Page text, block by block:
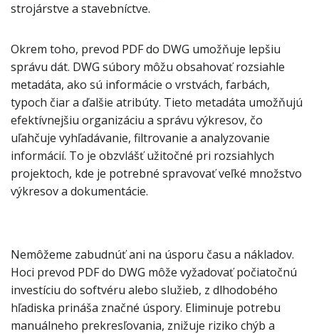
strojárstve a stavebníctve.
Okrem toho, prevod PDF do DWG umožňuje lepšiu
správu dát. DWG súbory môžu obsahovať rozsiahle
metadáta, ako sú informácie o vrstvách, farbách,
typoch čiar a ďalšie atribúty. Tieto metadáta umožňujú
efektívnejšiu organizáciu a správu výkresov, čo
uľahčuje vyhľadávanie, filtrovanie a analyzovanie
informácií. To je obzvlášť užitočné pri rozsiahlych
projektoch, kde je potrebné spravovať veľké množstvo
výkresov a dokumentácie.
Nemôžeme zabudnúť ani na úsporu času a nákladov.
Hoci prevod PDF do DWG môže vyžadovať počiatočnú
investíciu do softvéru alebo služieb, z dlhodobého
hľadiska prináša značné úspory. Eliminuje potrebu
manuálneho prekresľovania, znižuje riziko chýb a